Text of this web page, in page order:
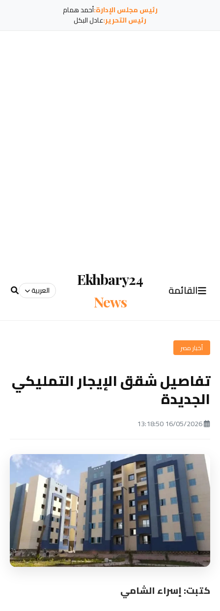
رئيس مجلس الإدارة:أحمد همام
رئيس التحرير:عادل البكل
القائمة
Ekhbary24
News
العربية
أخبار مصر
تفاصيل شقق الإيجار التمليكي
الجديدة
كتبت: إسراء الشامي